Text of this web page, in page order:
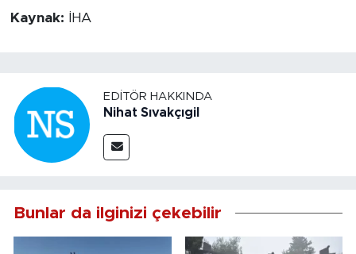
Kaynak: İHA
EDITÖR HAKKINDA
Nihat Sıvakçıgil
Bunlar da ilginizi çekebilir